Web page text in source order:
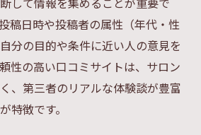
稿日時や投稿者の属性（年代・性
分の目的や条件に近い人の意見を
性の高い口コミサイトは、サロン
、第三者のリアルな体験談が豊富
特徴です。